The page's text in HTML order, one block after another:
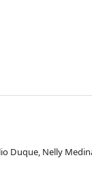
Duque, Nelly